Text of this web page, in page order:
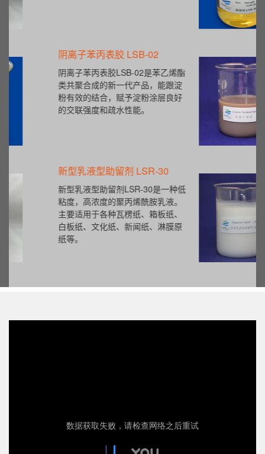
阴离子苯丙表胶 LSB-02
阴离子苯丙表胶LSB-02是苯乙烯酯
类共聚合成的新一代产品，能跟淀
粉有效的结合，赋予淀粉涂层良好
的交联强度和疏水性能。
新型乳液型助留剂 LSR-30
新型乳液型助留剂LSR-30是一种低
粘度，高浓度的聚丙烯酰胺乳液。
主要适用于各种瓦楞纸、箱板纸、
白板纸、文化纸、新闻纸、淋膜原